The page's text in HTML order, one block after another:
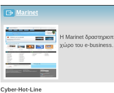
Marinet
Η Marinet
χώρο του e-
Cyber-Hot-Line